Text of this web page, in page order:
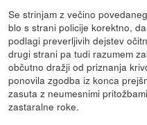
Se strinjam z večino
blo s strani policije korektno,
podlagi preverljivih dejstev
drugi strani pa tudi razumem
občutno dražji od priznanja
ponovila zgodba iz konca
zasuta z neumesnimi
zastaralne roke.